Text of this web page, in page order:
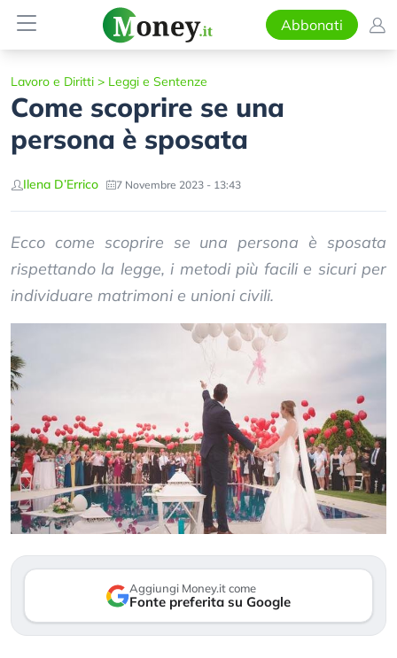
Abbonati
Lavoro e Diritti > Leggi e Sentenze
Come scoprire se una
persona è sposata
Ilena D’Errico 7 Novembre 2023 - 13:43
Ecco come scoprire se una persona è sposata
rispettando la legge, i metodi più facili e sicuri per
individuare matrimoni e unioni civili.
Aggiungi Money.it come
Fonte preferita su Google